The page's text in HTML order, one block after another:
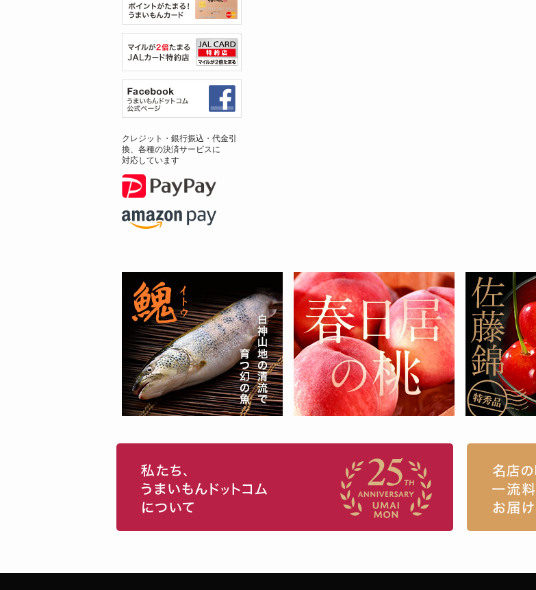
クレジット・銀行振込・代金引
換、各種の決済サービスに
対応しています